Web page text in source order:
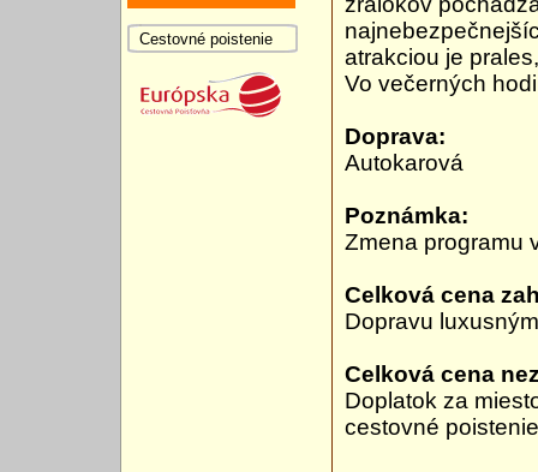
atrakciou je
Vo večerných
Doprava:
Autokarová
Poznámka:
Zmena programu
Celková cena
Dopravu
Celková cena
Doplatok za
cestovné
Cestovné poistenie